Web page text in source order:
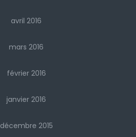
avril 2016
mars 2016
février 2016
janvier 2016
décembre 2015